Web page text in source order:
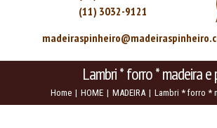
(11) 3032-9121
Lambri * forro * madeira e
Home | HOME | MADEIRA | Lambri * forro *